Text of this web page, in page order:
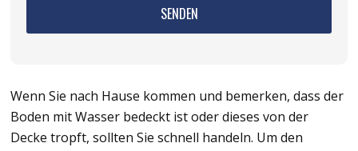
Wenn Sie nach Hause kommen und bemerken, dass der
Boden mit Wasser bedeckt ist oder dieses von der
Decke tropft, sollten Sie schnell handeln. Um den